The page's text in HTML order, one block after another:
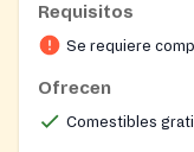
Requisitos
Se requiere
Ofrecen
Comestibles